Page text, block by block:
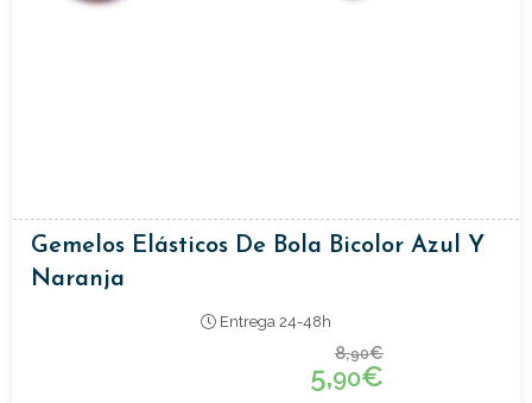
Gemelos Elásticos De Bola Bicolor Azul Y
Naranja
Entrega 24-48h
8,90€
5,90€